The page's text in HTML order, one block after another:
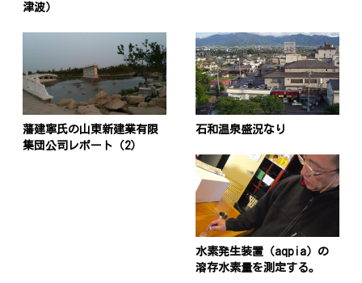
津波）
藩建寧氏の山東新建業有限
集団公司レポート（2）
石和温泉盛況なり
水素発生装置（aqpia）の
溶存水素量を測定する。